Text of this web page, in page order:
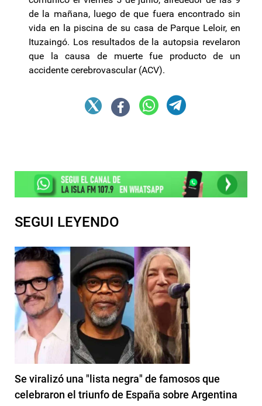
de la mañana, luego de que fuera encontrado sin
vida en la piscina de su casa de Parque Leloir, en
Ituzaingó. Los resultados de la autopsia revelaron
que la causa de muerte fue producto de un
accidente cerebrovascular (ACV).
SEGUI LEYENDO
Se viralizó una "lista negra" de famosos que
celebraron el triunfo de España sobre Argentina